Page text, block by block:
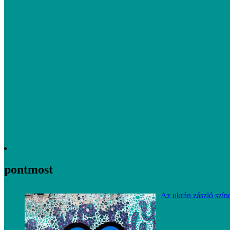
pontmost
Az ukrán zászló